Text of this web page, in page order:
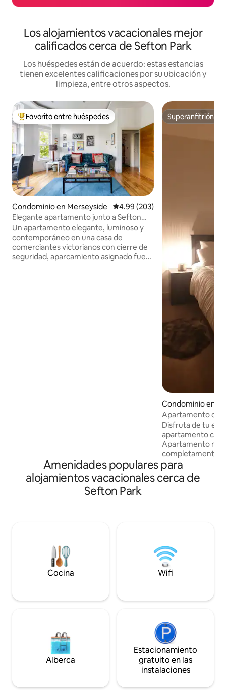
Los alojamientos vacacionales mejor
calificados cerca de Sefton Park
Los huéspedes están de acuerdo: estas estancias
tienen excelentes calificaciones por su ubicación y
limpieza, entre otros aspectos.
De los mejores en Favorito entre huéspedes
Favorito entre huéspedes
Condominio en Merseyside Calificación promedio: 4.99 de
4.99 (203)
Elegante apartamento junto a Sefton
Park con aparcamiento
Un apartamento elegante, luminoso y
contemporáneo en una casa de
comerciantes victorianos con cierre de
seguridad, aparcamiento asignado fuera
Superanfitrión
Superanfitrión
Condominio en
Apartamento con
Disfruta de tu
apartamento con
Apartamento
completamente
perfecto para
privacidad y seguridad. Cerca
de la ciudad. A
gimnasio del
Además de un
bluetooth. Hay
calle. Cocina
Amenidades populares para
alojamientos vacacionales cerca de
Sefton Park
Cocina Wifi
Alberca
Estacionamiento
gratuito en las
instalaciones